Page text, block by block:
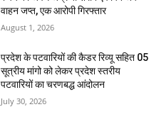
वाहन जप्त, एक आरोपी गिरफ्तार
August 1, 2026
प्रदेश के पटवारियों की कैडर रिव्यू सहित 05
सूत्रीय मांगो को लेकर प्रदेश स्तरीय
पटवारियों का चरणबद्ध आंदोलन
July 30, 2026